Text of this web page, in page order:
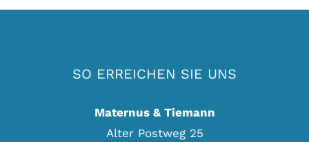
SO ERREICHEN SIE UNS
Maternus & Tiemann
Alter Postweg 25